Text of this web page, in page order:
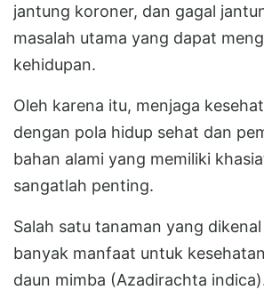
jantung koroner, dan gagal
masalah utama yang dapat
kehidupan.
Oleh karena itu, menjaga
dengan pola hidup sehat dan
bahan alami yang memiliki
sangatlah penting.
Salah satu tanaman yang
banyak manfaat untuk
daun mimba (Azadirachta